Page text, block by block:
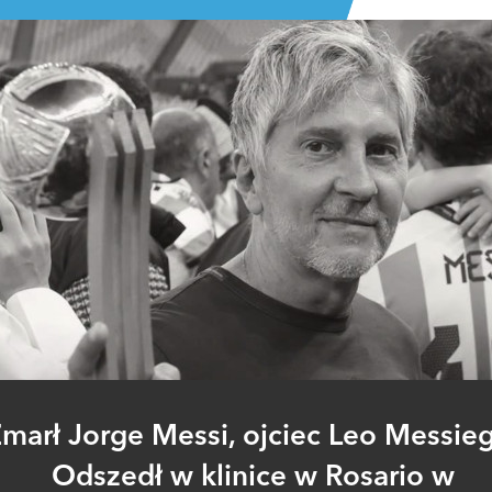
Jorge Messi, ojciec Leo
Odszedł w klinice w Rosario w